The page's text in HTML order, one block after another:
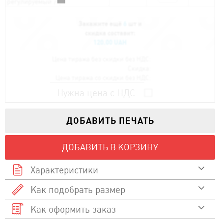
ДОБАВИТЬ ПЕЧАТЬ
ДОБАВИТЬ В КОРЗИНУ
Характеристики
Состав 100 % хлопок
Как подобрать размер
Смотреть видео
Как оформить заказ